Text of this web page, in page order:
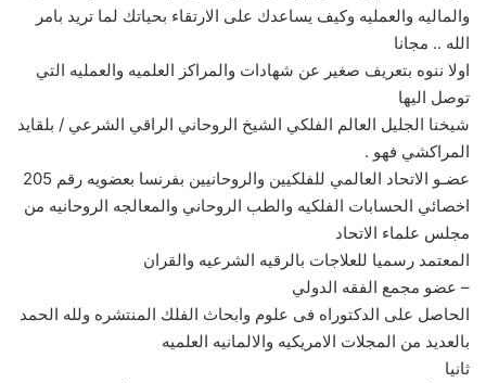
والماليه والعمليه وكيف يساعدك على الارتقاء بحياتك لما تريد بامر
الله .. مجانا
اولا ننوه بتعريف صغير عن شهادات والمراكز العلميه والعمليه التي
توصل اليها
شيخنا الجليل العالم الفلكي الشيخ الروحاني الراقي الشرعي / بلقايد
المراكشي فهو .
عضـو الاتحاد العالمي للفلكيين والروحانيين بفرنسا بعضويه رقم 205
اخصائي الحسابات الفلكيه والطب الروحاني والمعالجه الروحانيه من
مجلس علماء الاتحاد
المعتمد رسميا للعلاجات بالرقيه الشرعيه والقران
– عضو مجمع الفقه الدولي
الحاصل على الدكتوراه فى علوم وابحاث الفلك المنتشره ولله الحمد
بالعديد من المجلات الامريكيه والالمانيه العلميه
ثانيا